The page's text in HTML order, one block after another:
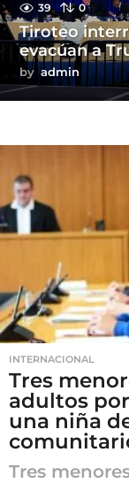
39 0
Tiroteo
evacúan a
by admin
INTERNACIONAL
Tres
adultos
una niña
Tres